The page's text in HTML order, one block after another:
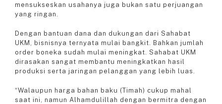
mensukseskan usahanya juga bukan satu perjuangan
yang ringan.
Dengan bantuan dana dan dukungan dari Sahabat
UKM, bisnisnya ternyata mulai bangkit. Bahkan jumlah
order boneka sudah mulai meningkat. Sahabat UKM
dirasakan sangat membantu meningkatkan hasil
produksi serta jaringan pelanggan yang lebih luas.
“Walaupun harga bahan baku (Timah) cukup mahal
saat ini, namun Alhamdulillah dengan bermitra dengan